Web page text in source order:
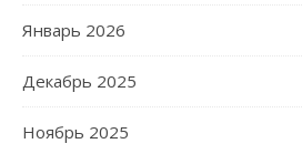
Январь 2026
Декабрь 2025
Ноябрь 2025